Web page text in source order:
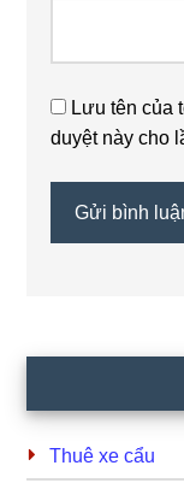
Lưu tên của
duyệt này cho
Sidebar
Thuê xe cẩu